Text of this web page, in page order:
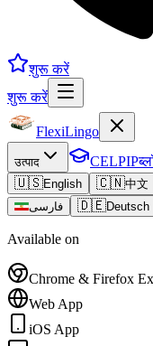
शुरू करें
शुरू करें
FlexiLingo
उत्पाद CELPIP
🇺🇸English 🇨🇳中文
فارسی
🇩🇪Deutsch
Available on
Chrome & Firefox
Web App
iOS App